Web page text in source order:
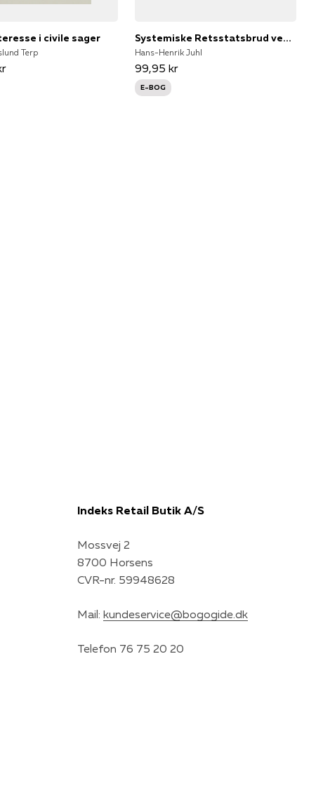
i civile sager
Terp
Systemiske Retsstatsbrud ved Danske Administrative Frihedsberøvelser
Hans-Henrik Juhl
99,95 kr
E-BOG
Indeks Retail Butik A/S
Mossvej 2
8700 Horsens
CVR-nr. 59948628
Mail: kundeservice@bogogide.dk
Telefon 76 75 20 20